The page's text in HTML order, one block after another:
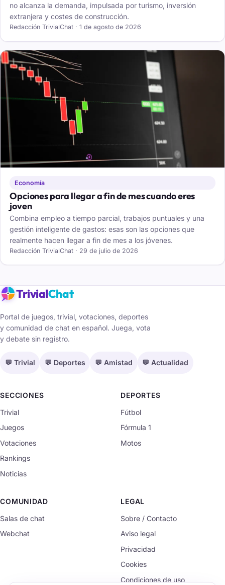
no alcanza la demanda, impulsada por turismo, inversión
extranjera y costes de construcción.
Redacción TrivialChat · 1 de agosto de 2026
Economía
Opciones para llegar a fin de mes cuando eres
joven
Combina empleo a tiempo parcial, trabajos puntuales y una
gestión inteligente de gastos: esas son las opciones que
realmente hacen llegar a fin de mes a los jóvenes.
Redacción TrivialChat · 29 de julio de 2026
TrivialChat
Portal de juegos, trivial, votaciones, deportes
y comunidad de chat en español. Juega, vota
y debate sin registro.
💬 Trivial 💬 Deportes 💬 Amistad 💬 Actualidad
SECCIONES
Trivial
Juegos
Votaciones
Rankings
Noticias
DEPORTES
Fútbol
Fórmula 1
Motos
COMUNIDAD
Salas de chat
Webchat
LEGAL
Sobre / Contacto
Aviso legal
Privacidad
Cookies
Condiciones de uso